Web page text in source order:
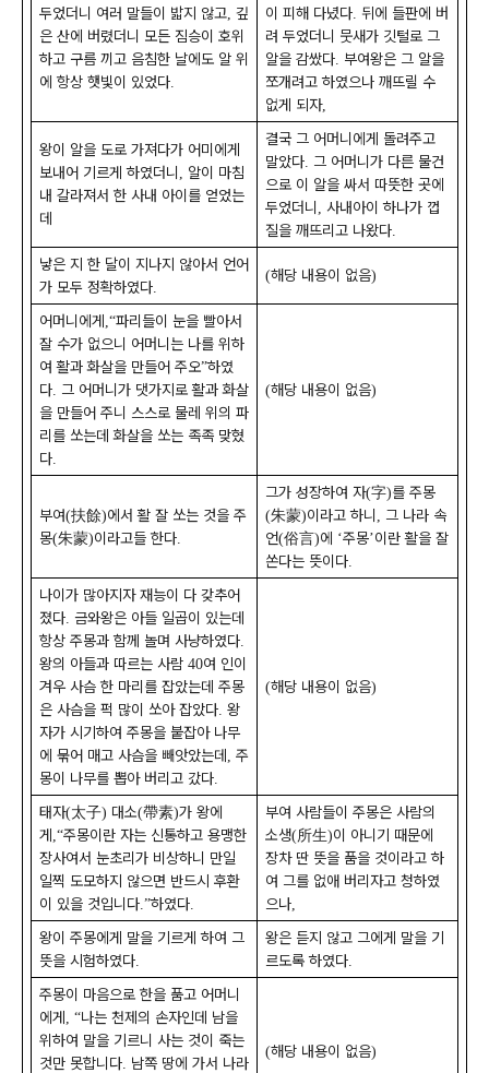
두었더니 여러 말들이 밟지 않고, 깊
은 산에 버렸더니 모든 짐승이 호위
하고 구름 끼고 음침한 날에도 알 위
에 항상 햇빛이 있었다.
이 피해 다녔다. 뒤에 들판에 버
려 두었더니 뭇새가 깃털로 그
알을 감쌌다. 부여왕은 그 알을
쪼개려고 하였으나 깨뜨릴 수
없게 되자,
왕이 알을 도로 가져다가 어미에게
보내어 기르게 하였더니
알이 마침
내 갈라져서 한 사내 아이를 얻었는
데
결국 그 어머니에게 돌려주고
말았다. 그 어머니가 다른 물건
으로 이 알을 싸서 따뜻한 곳에
두었더니
사내아이 하나가 껍
질을 깨뜨리고 나왔다.
낳은 지 한 달이 지나지 않아서 언어
가 모두 정확하였다.
(해당 내용이 없음)
어머니에게 ,“파리들이 눈을 빨아서
잘 수가 없으니 어머니는 나를 위하
여 활과 화살을 만들어 주오”하였
다. 그 어머니가 댓가지로 활과 화살
을 만들어 주니 스스로 물레 위의 파
리를 쏘는데 화살을 쏘는 족족 맞혔
다.
(해당 내용이 없음)
부여(扶餘)에서 활 잘 쏘는 것을 주
몽(朱蒙)이라고들 한다.
그가 성장하여 자(字)를 주몽
(朱蒙)이라고 하니
그 나라 속
언(俗言)에 ‘주몽’이란 활을 잘
쏜다는 뜻이다.
나이가 많아지자 재능이 다 갖추어
졌다. 금와왕은 아들 일곱이 있는데
항상 주몽과 함께 놀며 사냥하였다.
왕의 아들과 따르는 사람 40여 인이
겨우 사슴 한 마리를 잡았는데 주몽
은 사슴을 퍽 많이 쏘아 잡았다. 왕
자가 시기하여 주몽을 붙잡아 나무
에 묶어 매고 사슴을 빼앗았는데 주
몽이 나무를 뽑아 버리고 갔다.
(해당 내용이 없음)
태자(太子) 대소(帶素)가 왕에
게 ,“주몽이란 자는 신통하고 용맹한
장사여서 눈초리가 비상하니 만일
일찍 도모하지 않으면 반드시 후환
이 있을 것입니다.”하였다.
부여 사람들이 주몽은 사람의
소생(所生)이 아니기 때문에
장차 딴 뜻을 품을 것이라고 하
여 그를 없애 버리자고 청하였
으나,
왕이 주몽에게 말을 기르게 하여 그
뜻을 시험하였다.
왕은 듣지 않고 그에게 말을 기
르도록 하였다.
주몽이 마음으로 한을 품고 어머니
에게 , “나는 천제의 손자인데 남을
위하여 말을 기르니 사는 것이 죽는
것만 못합니다. 남쪽 땅에 가서 나라
(해당 내용이 없음)